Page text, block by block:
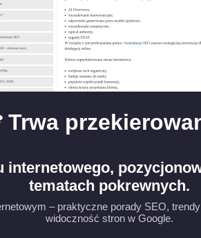
internetowego,
tematach pokrewnych.
– praktyczne porady SEO,
widoczność stron w Google.